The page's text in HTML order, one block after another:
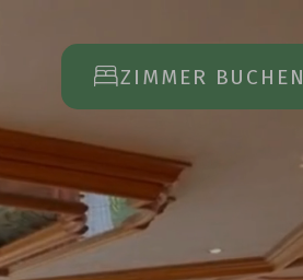
ZIMMER BUCHEN
ANREISE
17
AUG
ABREISE
AUG